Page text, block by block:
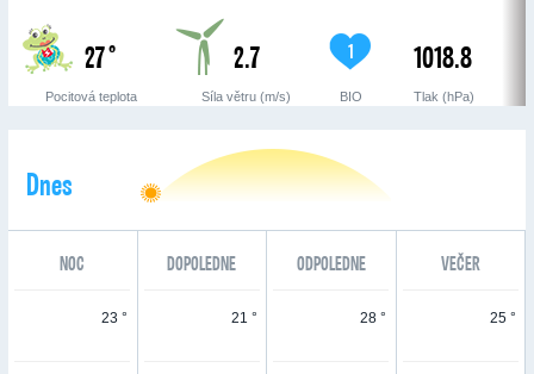
27 °
Pocitová teplota
2.7
Síla větru (m/s)
1
BIO
1018.8
Tlak (hPa)
Dnes
NOC DOPOLEDNE ODPOLEDNE VEČER
23 ° 21 ° 28 ° 25 °